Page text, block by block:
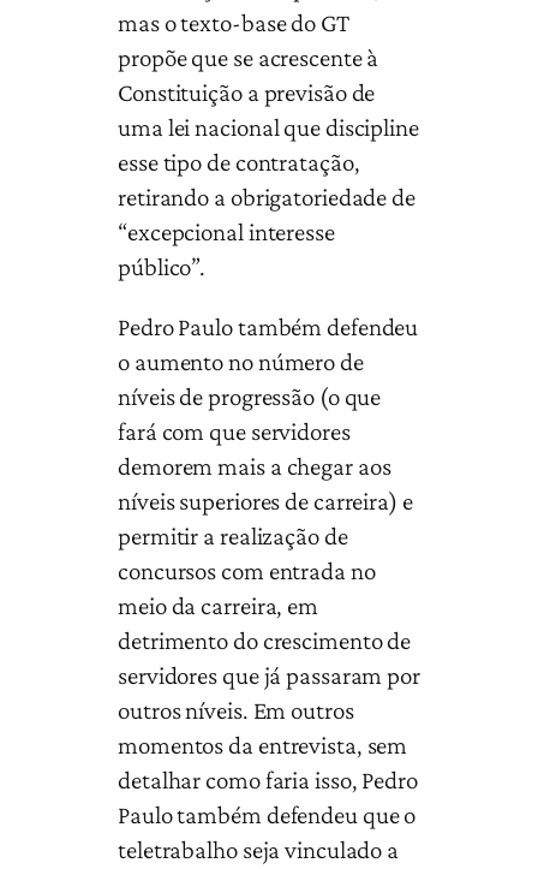
mas o texto-base do GT
propõe que se acrescente à
Constituição a previsão de
uma lei nacional que discipline
esse tipo de contratação,
retirando a obrigatoriedade de
“excepcional interesse
público”.
Pedro Paulo também defendeu
o aumento no número de
níveis de progressão (o que
fará com que servidores
demorem mais a chegar aos
níveis superiores de carreira) e
permitir a realização de
concursos com entrada no
meio da carreira, em
detrimento do crescimento de
servidores que já passaram por
outros níveis. Em outros
momentos da entrevista, sem
detalhar como faria isso, Pedro
Paulo também defendeu que o
teletrabalho seja vinculado a